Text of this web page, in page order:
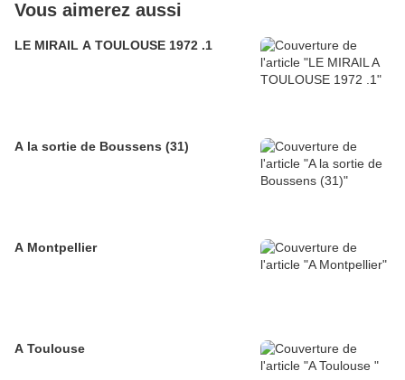
Vous aimerez aussi
LE MIRAIL A TOULOUSE 1972 .1
A la sortie de Boussens (31)
A Montpellier
A Toulouse